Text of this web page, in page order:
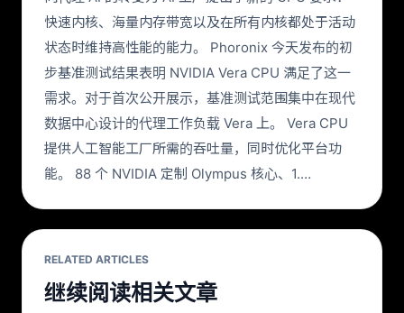
快速内核、海量内存带宽以及在所有内核都处于活动
状态时维持高性能的能力。 Phoronix 今天发布的初
步基准测试结果表明 NVIDIA Vera CPU 满足了这一
需求。对于首次公开展示，基准测试范围集中在现代
数据中心设计的代理工作负载 Vera 上。 Vera CPU
提供人工智能工厂所需的吞吐量，同时优化平台功
能。 88 个 NVIDIA 定制 Olympus 核心、1.…
RELATED ARTICLES
继续阅读相关文章